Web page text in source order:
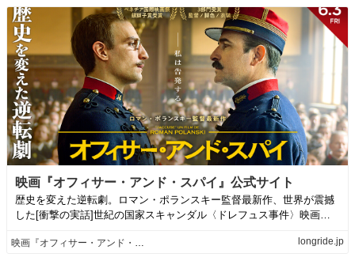
映画『オフィサー・アンド・スパイ』公式サイト
歴史を変えた逆転劇。ロマン・ポランスキー監督最新作、世界が震撼
した[衝撃の実話]世紀の国家スキャンダル〈ドレフュス事件〉映画
映画『オフィサー・アンド・スパイ』公式サイト longride.jp